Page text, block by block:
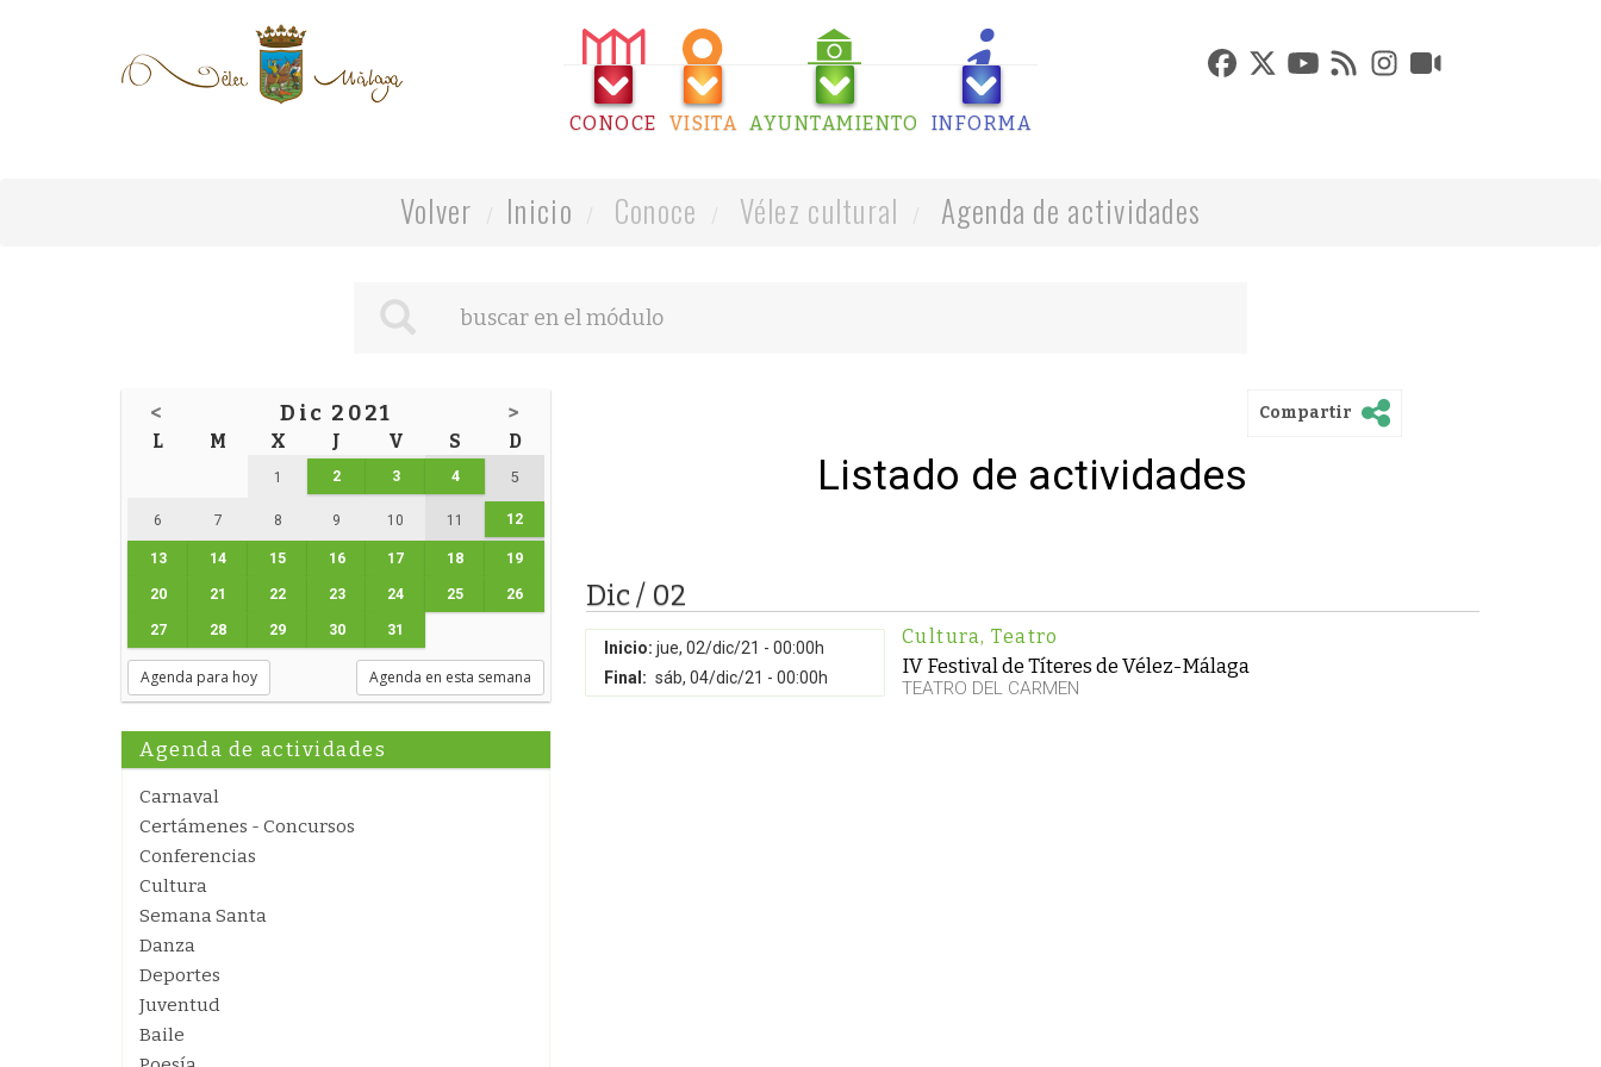
CONOCE VISITA AYUNTAMIENTO INFORMA
Volver Inicio Conoce Vélez cultural Agenda de actividades
< Dic 2021 >
L M X J V S D
1 2 3 4 5
6 7 8 9 10 11 12
13 14 15 16 17 18 19
20 21 22 23 24 25 26
27 28 29 30 31
Agenda para hoy Agenda en esta semana
Agenda de actividades
Carnaval
Certámenes - Concursos
Conferencias
Cultura
Semana Santa
Danza
Deportes
Juventud
Baile
Compartir
Listado de actividades
Dic / 02
Inicio: jue, 02/dic/21 - 00:00h
Final: sáb, 04/dic/21 - 00:00h
Cultura, Teatro
IV Festival de Títeres de Vélez-Málaga
TEATRO DEL CARMEN